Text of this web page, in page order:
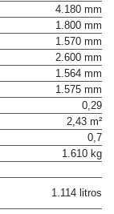
4.180 mm
1.800 mm
1.570 mm
2.600 mm
1.564 mm
1.575 mm
0,29
2,43 m²
0,7
1.610 kg
1.114 litros